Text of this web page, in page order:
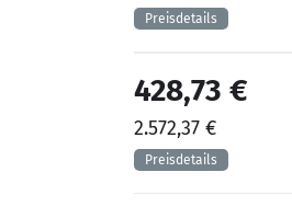
428,73 €
2.572,37 €